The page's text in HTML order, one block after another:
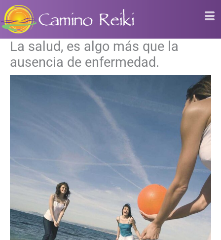
al
contenido
La salud, es algo más que la
ausencia de enfermedad.